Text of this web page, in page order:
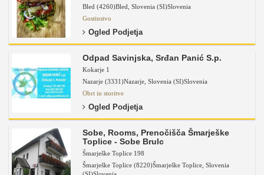
Bled (4260)Bled Slovenia (SI)Slovenia
Gostinstvo
Ogled Podjetja
Odpad Savinjska, Srđan Panić S.p.
Kokarje 1
Nazarje (3331)Nazarje Slovenia (SI)Slovenia
Obrt in storitve
Ogled Podjetja
Sobe, Rooms, Prenočišča Šmarješke
Toplice - Sobe Brulc
Šmarješke Toplice 198
Šmarješke Toplice (8220)Šmarješke Toplice Slovenia